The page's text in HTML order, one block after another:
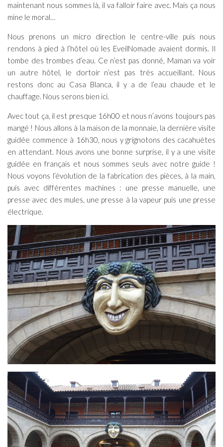
maintenant nous sommes là, il va falloir faire avec. Mais ça nous
mine le moral…
Nous prenons un micro direction le centre-ville puis nous
rendons à pied à l’hôtel où les EveilNomade avaient dormis. Il
tombe des trombes d’eau. Ce n’est pas donné, Maman va voir
un autre hôtel, le dortoir n’est pas très accueillant. Nous
restons donc au Casa Blanca, il y a de l’eau chaude et le
chauffage. Nous serons bien ici.
Avec tout ça, il est presque 16h00 et nous n’avons toujours pas
mangé ! Nous allons à la maison de la monnaie, la dernière visite
guidée commence à 16h30, nous y grignotons des cacahuètes
en attendant. Nous avons une bonne surprise, il y a une visite
guidée en français et nous sommes seuls avec notre guide !
Nous voyons l’évolution de la fabrication des pièces, à la main,
puis avec différentes machines : une presse manuelle, une
presse avec des mules, une presse à la vapeur puis une presse
électrique.